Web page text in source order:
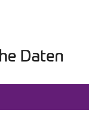
Daten